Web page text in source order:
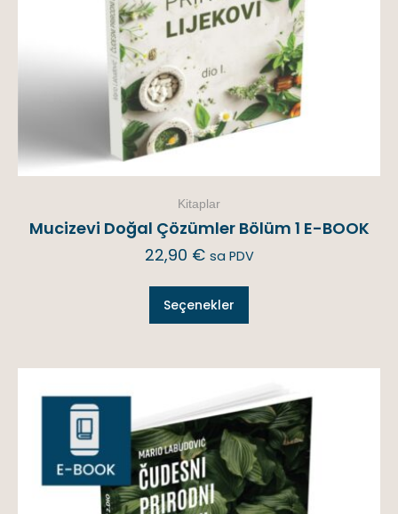
Kitaplar
Mucizevi Doğal Çözümler Bölüm 1 E-BOOK
22,90 € sa PDV
Seçenekler